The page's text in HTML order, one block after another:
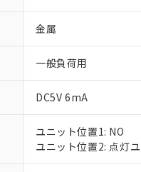
金属
一般負荷用
DC5V 6mA
ユニット位置1: NO
ユニット位置2: 点灯